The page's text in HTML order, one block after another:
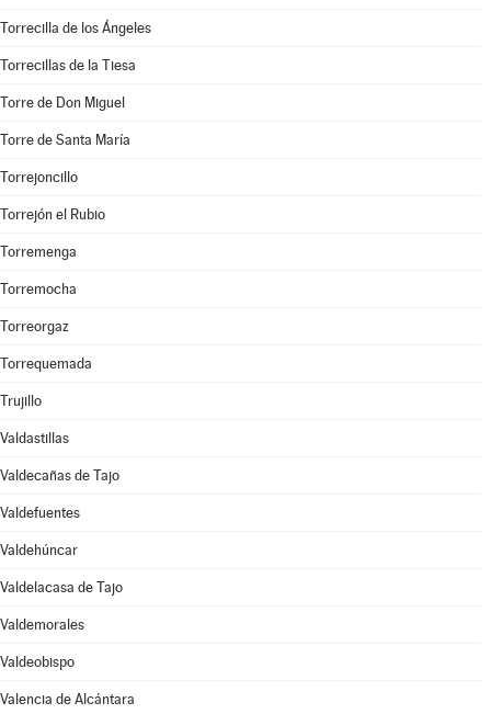
Torrecilla de los Ángeles
Torrecillas de la Tiesa
Torre de Don Miguel
Torre de Santa María
Torrejoncillo
Torrejón el Rubio
Torremenga
Torremocha
Torreorgaz
Torrequemada
Trujillo
Valdastillas
Valdecañas de Tajo
Valdefuentes
Valdehúncar
Valdelacasa de Tajo
Valdemorales
Valdeobispo
Valencia de Alcántara